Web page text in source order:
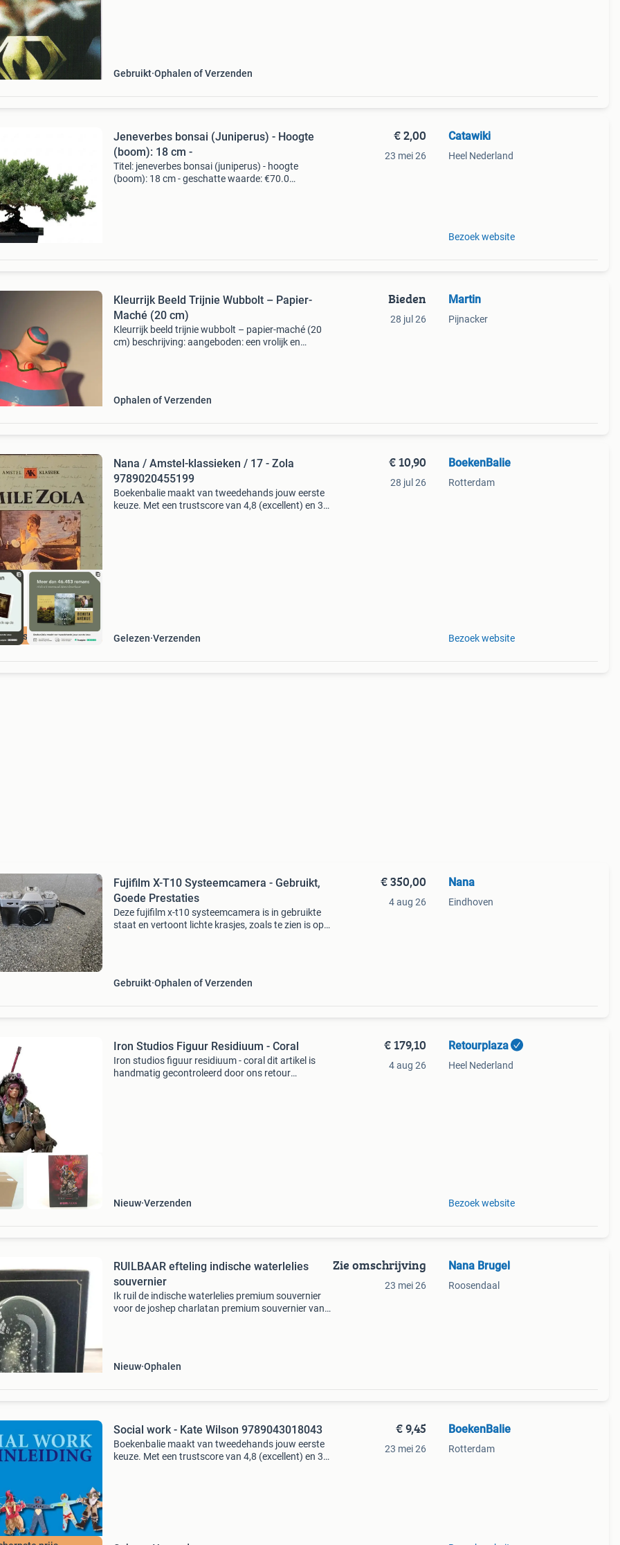
Gebruikt Ophalen of Verzenden
Jeneverbes bonsai (Juniperus) - Hoogte
(boom): 18 cm -
Titel: jeneverbes bonsai (juniperus) - hoogte
(boom): 18 cm - geschatte waarde: €70.0
€ 2,00
23 mei 26
Catawiki
Heel Nederland
Bezoek website
Kleurrijk Beeld Trijnie Wubbolt – Papier-
Maché (20 cm)
Kleurrijk beeld trijnie wubbolt – papier-maché (20
cm) ​beschrijving: aangeboden: een vrolijk en
Ophalen of Verzenden
Bieden
28 jul 26
Martin
Pijnacker
prijs
Nana / Amstel-klassieken / 17 - Zola
9789020455199
Boekenbalie maakt van tweedehands jouw eerste
keuze. Met een trustscore van 4,8 (excellent) en 30
Gelezen Verzenden
€ 10,90
28 jul 26
BoekenBalie
Rotterdam
Bezoek website
Fujifilm X-T10 Systeemcamera - Gebruikt,
Goede Prestaties
Deze fujifilm x-t10 systeemcamera is in gebruikte
staat en vertoont lichte krasjes, zoals te zien is op
Gebruikt Ophalen of Verzenden
€ 350,00
4 aug 26
Nana
Eindhoven
Iron Studios Figuur Residiuum - Coral
Iron studios figuur residiuum - coral dit artikel is
handmatig gecontroleerd door ons retour
Nieuw Verzenden
€ 179,10
4 aug 26
Retourplaza
Heel Nederland
Bezoek website
RUILBAAR efteling indische waterlelies
souvernier
Ik ruil de indische waterlelies premium souvernier
voor de joshep charlatan premium souvernier van
Nieuw Ophalen
Zie omschrijving
23 mei 26
Nana Brugel
Roosendaal
Social work - Kate Wilson 9789043018043
Boekenbalie maakt van tweedehands jouw eerste
keuze. Met een trustscore van 4,8 (excellent) en 30
€ 9,45
23 mei 26
BoekenBalie
Rotterdam